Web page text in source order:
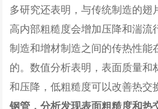
多研究还表明，与传统制造的翅
高内部粗糙度会增加压降和湍流
制造和增材制造之间的传热性能
的。数值分析表明，表面质量和
和压降，低粗糙度可以改善热交
钢管，分析发现表面粗糙度和热